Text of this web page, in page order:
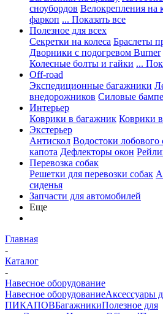
сноубордов Велокрепления на
фаркоп ... Показать все
Полезное для всех
Секретки на колеса Браслеты
Дворники с подогревом Burner
Колесные болты и гайки ...
Off-road
Экспедиционные багажники
внедорожников Силовые
Интерьер
Коврики в багажник Коврики
Экстерьер
Антискол Водостоки лобового
капота Дефлекторы окон
Перевозка собак
Решетки для перевозки собак
сиденья
Запчасти для автомобилей
Еще
Главная
-
Каталог
-
Навесное оборудование
Навесное оборудованиеАксессуары
ПИКАПОВБагажникиПолезное для